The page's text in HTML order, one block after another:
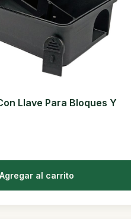
Llave Para Bloques Y
Agregar al carrito